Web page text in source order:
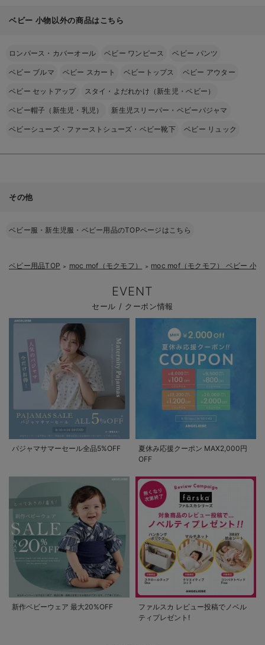
ベビー 小物以外の商品はこちら
ロンパース・カバーオール ベビー ワンピース ベビー パンツ
ベビー ブルマ ベビー スカート ベビートップス ベビー アウター
ベビー セットアップ スタイ・よだれかけ（新生児・ベビー）
ベビー帽子（新生児・乳児） 新生児スリーパー・ベビーパジャマ
ベビーシューズ・ファーストシューズ・ベビー靴下 ベビー リュック
その他
ベビー服・新生児服・ベビー用品のTOPページはこちら
ベビー用品TOP ＞ moc mof（モクモフ） ＞ moc mof（モクモフ） ベビー 小物
EVENT
セール / クーポン情報
パジャマサマーセール全品5%OFF
夏休み応援クーポン MAX2,000円
OFF
新作ベビーウェア 最大20%OFF
ファルスカ レビュー投稿でノベル
ティプレゼント!